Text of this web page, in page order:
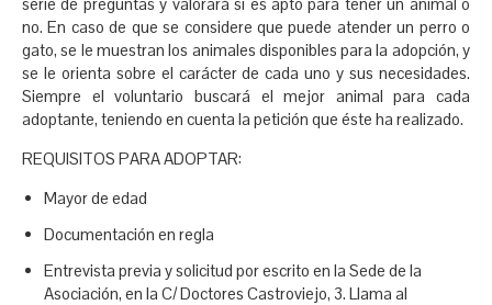
no. En caso de que se considere que puede atender un perro o
gato, se le muestran los animales disponibles para la adopción, y
se le orienta sobre el carácter de cada uno y sus necesidades.
Siempre el voluntario buscará el mejor animal para cada
adoptante, teniendo en cuenta la petición que éste ha realizado.
REQUISITOS PARA ADOPTAR:
Mayor de edad
Documentación en regla
Entrevista previa y solicitud por escrito en la Sede de la
Asociación, en la C/ Doctores Castroviejo, 3. Llama al